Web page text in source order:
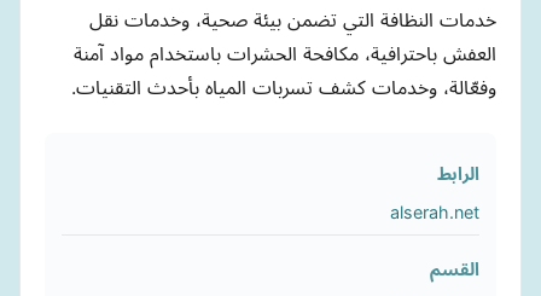
خدمات النظافة التي تضمن بيئة صحية، وخدمات نقل
العفش باحترافية، مكافحة الحشرات باستخدام مواد آمنة
وفعّالة، وخدمات كشف تسربات المياه بأحدث التقنيات.
الرابط
alserah.net
القسم